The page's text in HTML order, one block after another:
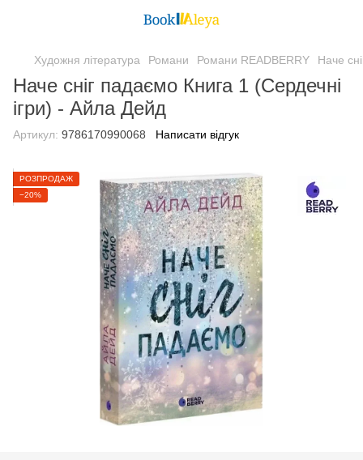
Художня література Романи Романи READBERRY Наче
Наче сніг падаємо Книга 1 (Сердечні
ігри) - Айла Дейд
Артикул: 9786170990068 Написати відгук
РОЗПРОДАЖ
−20%